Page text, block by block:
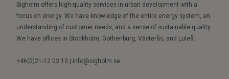
Sigholm offers high-quality services in urban development with a
focus on energy. We have knowledge of the entire energy system, an
understanding of customer needs, and a sense of sustainable quality.
We have offices in Stockholm, Gothenburg, Västerås, and Luleå.
+46(0)21-12 03 10 | info@sigholm.se